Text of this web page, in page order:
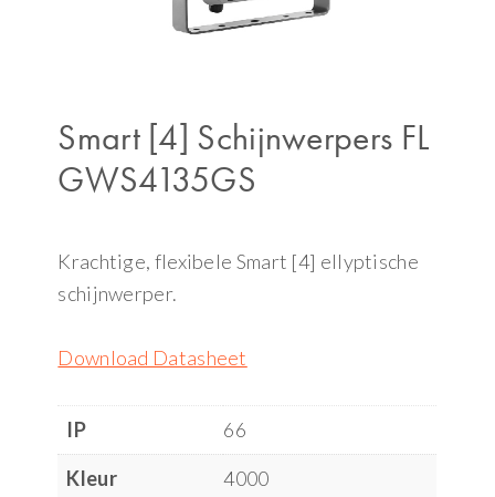
Smart [4] Schijnwerpers FL
GWS4135GS
Krachtige, flexibele Smart [4] ellyptische
schijnwerper.
Download Datasheet
IP
66
Kleur
4000